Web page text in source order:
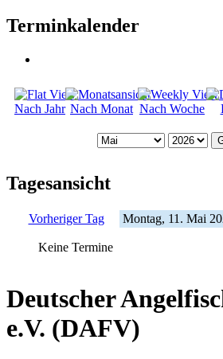
Terminkalender
Nach Jahr Nach Monat Nach Woche
Tagesansicht
Vorheriger Tag Montag, 11. Mai
Keine Termine
Deutscher
e.V. (DAFV)